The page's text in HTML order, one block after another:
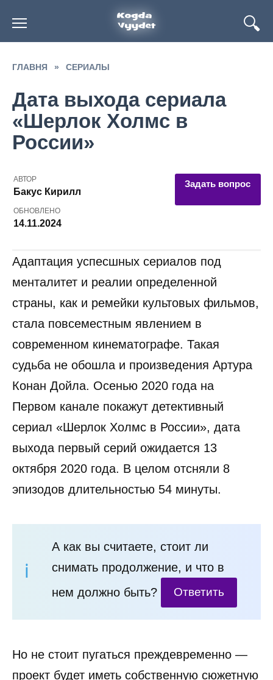
содержанию
ГЛАВНЯ » СЕРИАЛЫ
Дата выхода сериала
«Шерлок Холмс в
России»
АВТОР
Бакус Кирилл
Задать вопрос
ОБНОВЛЕНО
14.11.2024
Адаптация успесшных сериалов под
менталитет и реалии определенной
страны, как и ремейки культовых фильмов,
стала повсеместным явлением в
современном кинематографе. Такая
судьба не обошла и произведения Артура
Конан Дойла. Осенью 2020 года на
Первом канале покажут детективный
сериал «Шерлок Холмс в России», дата
выхода первый серий ожидается 13
октября 2020 года. В целом отсняли 8
эпизодов длительностью 54 минуты.
А как вы считаете, стоит ли
снимать продолжение, и что в
нем должно быть?
Ответить
Но не стоит пугаться преждевременно —
проект будет иметь собственную сюжетную